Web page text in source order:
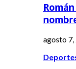
agosto